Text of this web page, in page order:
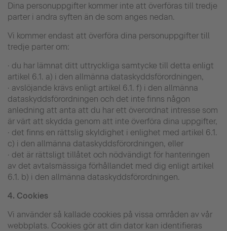
Dina personuppgifter kommer inte att överföras till tredje
parter i andra syften än de som anges nedan.
Vi kommer endast att överföra dina personuppgifter till
tredje parter om:
· du har lämnat ditt uttryckliga samtycke till detta enligt
artikel 6.1. a) i den allmänna dataskyddsförordningen,
· avslöjande krävs enligt artikel 6.1. f) i den allmänna
dataskyddsförordningen och det inte finns någon
anledning att anta att du har ett överordnat intresse som
är värt att skydda genom att inte överföra dina uppgifter,
· det finns en rättslig skyldighet i enlighet med artikel 6.1.
c) i den allmänna dataskyddsförordningen, eller
· det är rättsligt tillåtet och nödvändigt för hanteringen
av det avtalsmässiga förhållandet med dig enligt artikel
6.1. b) i den allmänna dataskyddsförordningen.
4. Cookies
Vi använder så kallade cookies på vissa områden av vår
webbplats. Cookies gör att din dator kan identifieras